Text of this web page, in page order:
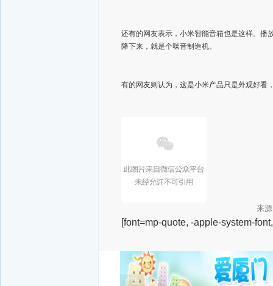
还有的网友表示，小米智能音箱也是这样。播
降下来，就是个噪音制造机。
有的网友则认为，这是小米产品只是外观好看
来
[font=mp-quote, -apple-system-
广告